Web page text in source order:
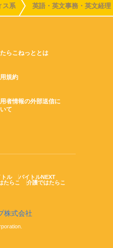
ス系 英語・英文事務・英文経理
らこねっととは
規約
者情報の外部送信に
て
ル
バイトルNEXT
たらこ 介護ではたらこ